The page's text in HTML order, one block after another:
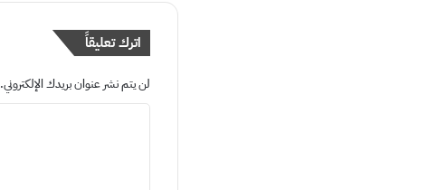
اترك تعليقاً
لن يتم نشر عنوان بريدك الإلكتروني.